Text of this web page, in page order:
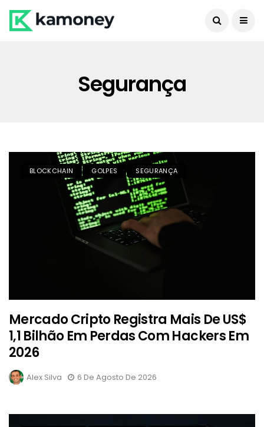
Segurança
BLOCKCHAIN GOLPES SEGURANÇA
Mercado Cripto Registra Mais De US$
1,1 Bilhão Em Perdas Com Hackers Em
2026
Alex Silva 6 De Agosto De 2026